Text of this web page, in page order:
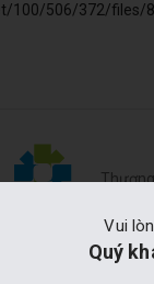
100/506/372/files/
CỔ
Vui
Quý